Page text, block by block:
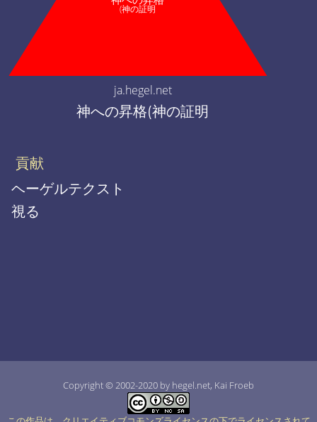
(神の証明
ja.hegel.net
神への昇格(神の証明
貢献
ヘーゲルテクスト
視る
Copyright © 2002-2020 by hegel.net, Kai Froeb